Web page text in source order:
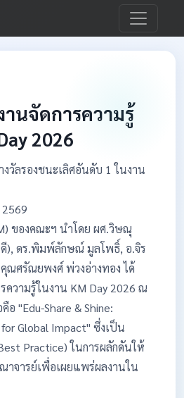
นจัดการความรู้
2026
วัลรองชนะเลิศอันดับ 1 ในงาน
ของคณะฯ นำโดย ผศ.วิษณุ
), ดร.พิมพ์ลักษณ์ มูลโพธิ์, อ.จิร
ศรัณยพงศ์ พ่วงอ่างทอง ได้
ความรู้ในงาน KM Day 2026 ณ
อ "Edu-Share & Shine:
Global Impact" ซึ่งเป็น
Practice) ในการผลักดันให้
าจารย์เพื่อเผยแพร่ผลงานใน